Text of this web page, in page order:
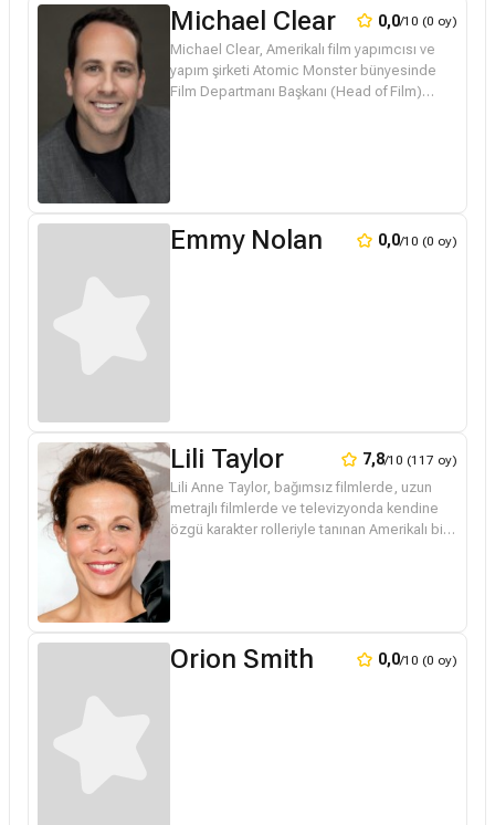
Michael Clear 0,0/10 (0 oy)
Michael Clear, Amerikalı film yapımcısı ve
yapım şirketi Atomic Monster bünyesinde
Film Departmanı Başkanı (Head of Film)
Emmy Nolan 0,0/10 (0 oy)
Lili Taylor 7,8/10 (117 oy)
Lili Anne Taylor, bağımsız filmlerde, uzun
metrajlı filmlerde ve televizyonda kendine
özgü karakter rolleriyle tanınan Amerikalı bir
Orion Smith 0,0/10 (0 oy)